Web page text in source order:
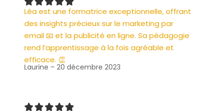
Léa est une formatrice exceptionnelle, offrant
des insights précieux sur le marketing par
email 📧 et la publicité en ligne. Sa pédagogie
rend l’apprentissage à la fois agréable et
efficace. 👏
Laurine – 20 décembre 2023